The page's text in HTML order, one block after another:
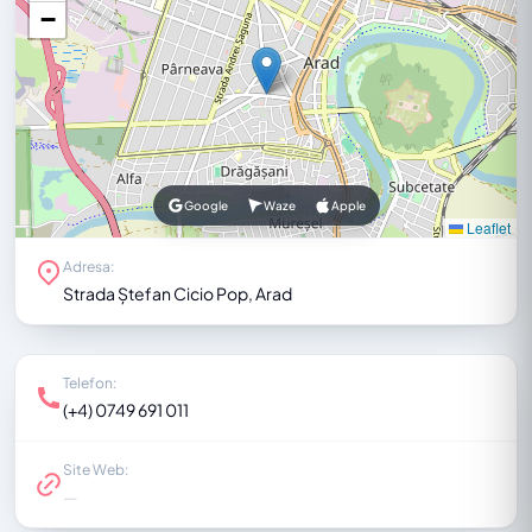
−
Leaflet
Google Waze Apple
Adresa:
Strada Ștefan Cicio Pop, Arad
Telefon:
(+4) 0749 691 011
Site Web:
—